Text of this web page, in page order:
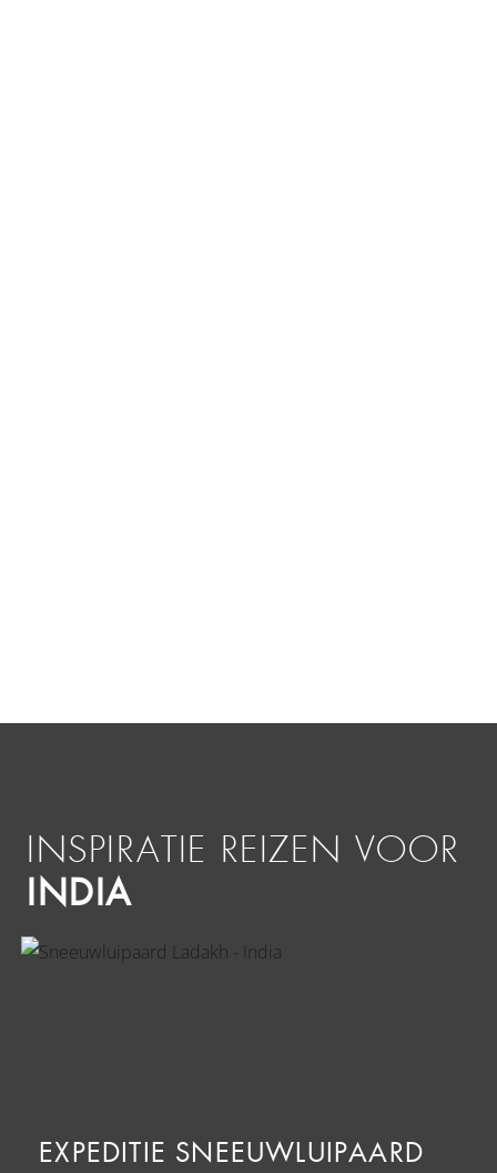
INSPIRATIE REIZEN VOOR
INDIA
EXPEDITIE SNEEUWLUIPAARD